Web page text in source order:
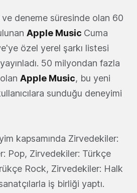
ve deneme süresinde olan 60
Apple Music Cuma
özel yerel şarkı listesi
yayınladı. 50 milyondan fazla
Apple Music, bu yeni
sunduğu deneyimi
kapsamında Zirvedekiler:
Pop, Zirvedekiler: Türkçe
Rock, Zirvedekiler: Halk
iş birliği yaptı.